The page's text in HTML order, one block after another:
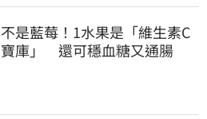
不是藍莓！1水果是「維生素C
寶庫」 還可穩血糖又通腸